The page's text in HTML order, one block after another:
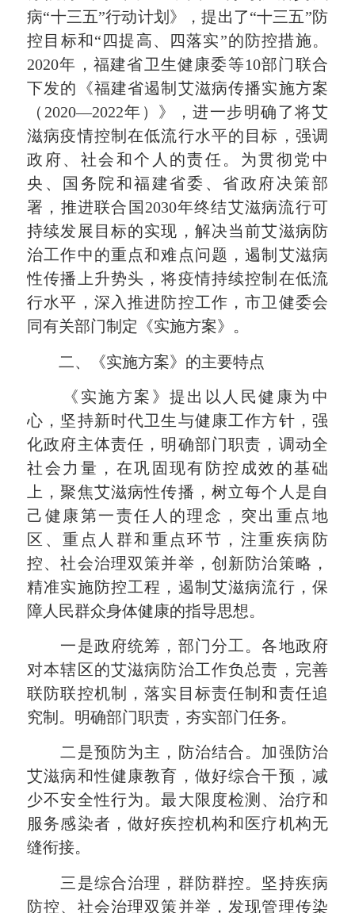
病“十三五”行动计划》，提出了“十三五”防
控目标和“四提高、四落实”的防控措施。
2020年，福建省卫生健康委等10部门联合
下发的《福建省遏制艾滋病传播实施方案
（2020—2022年）》，进一步明确了将艾
滋病疫情控制在低流行水平的目标，强调
政府、社会和个人的责任。为贯彻党中
央、国务院和福建省委、省政府决策部
署，推进联合国2030年终结艾滋病流行可
持续发展目标的实现，解决当前艾滋病防
治工作中的重点和难点问题，遏制艾滋病
性传播上升势头，将疫情持续控制在低流
行水平，深入推进防控工作，市卫健委会
同有关部门制定《实施方案》。
二、《实施方案》的主要特点
《实施方案》提出以人民健康为中
心，坚持新时代卫生与健康工作方针，强
化政府主体责任，明确部门职责，调动全
社会力量，在巩固现有防控成效的基础
上，聚焦艾滋病性传播，树立每个人是自
己健康第一责任人的理念，突出重点地
区、重点人群和重点环节，注重疾病防
控、社会治理双策并举，创新防治策略，
精准实施防控工程，遏制艾滋病流行，保
障人民群众身体健康的指导思想。
一是政府统筹，部门分工。各地政府
对本辖区的艾滋病防治工作负总责，完善
联防联控机制，落实目标责任制和责任追
究制。明确部门职责，夯实部门任务。
二是预防为主，防治结合。加强防治
艾滋病和性健康教育，做好综合干预，减
少不安全性行为。最大限度检测、治疗和
服务感染者，做好疾控机构和医疗机构无
缝衔接。
三是综合治理，群防群控。坚持疾病
防控、社会治理双策并举，发现管理传染